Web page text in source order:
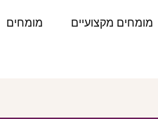
מומחים מקצועיים מומחים